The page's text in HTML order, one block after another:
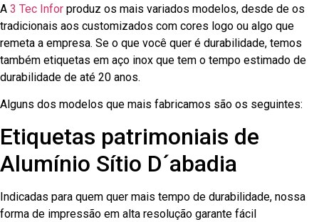
A 3 Tec Infor produz os mais variados modelos, desde de os
tradicionais aos customizados com cores logo ou algo que
remeta a empresa. Se o que você quer é durabilidade, temos
também etiquetas em aço inox que tem o tempo estimado de
durabilidade de até 20 anos.
Alguns dos modelos que mais fabricamos são os seguintes:
Etiquetas patrimoniais de
Alumínio Sítio D´abadia
Indicadas para quem quer mais tempo de durabilidade, nossa
forma de impressão em alta resolução garante fácil